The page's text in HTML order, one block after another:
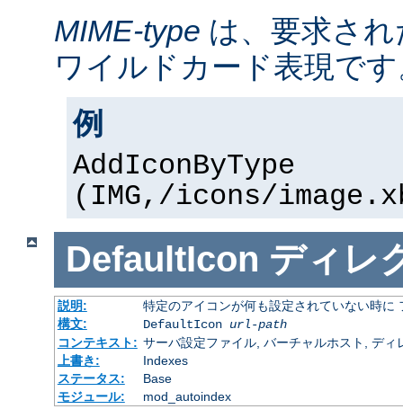
MIME-type は、要求さ
ワイルドカード表現で
例
AddIconByType
(IMG,/icons/
DefaultIcon ディレ
説明:
特定のアイコンが何も設定されていない時に
構文:
DefaultIcon url-path
コンテキスト: サーバ設定ファイル, バーチャルホスト, ディ
上書き:
Indexes
ステータス:
Base
モジュール:
mod_autoindex